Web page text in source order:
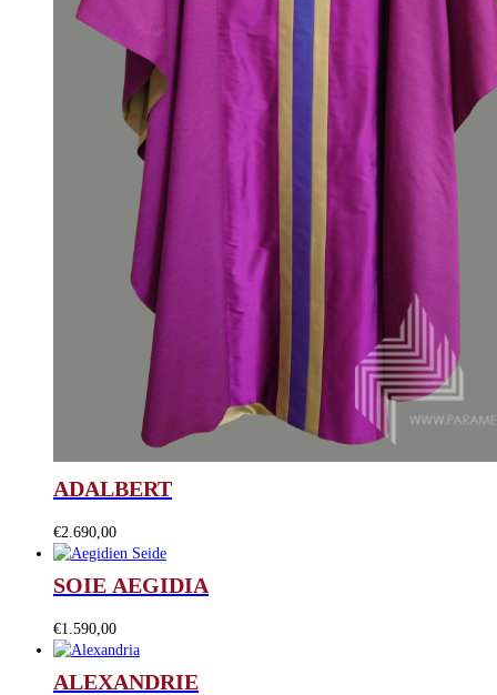
ADALBERT
€2.690,00
SOIE AEGIDIA
€1.590,00
ALEXANDRIE